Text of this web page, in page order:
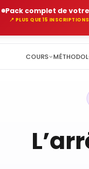
Pack complet de
📍 PLUS QUE 15
COURS